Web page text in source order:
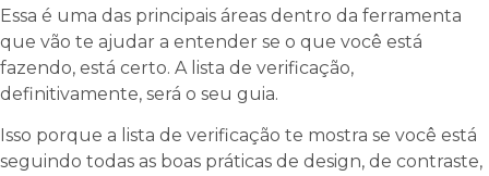
Essa é uma das principais áreas dentro da ferramenta
que vão te ajudar a entender se o que você está
fazendo, está certo. A lista de verificação,
definitivamente, será o seu guia.
Isso porque a lista de verificação te mostra se você está
seguindo todas as boas práticas de design, de contraste,